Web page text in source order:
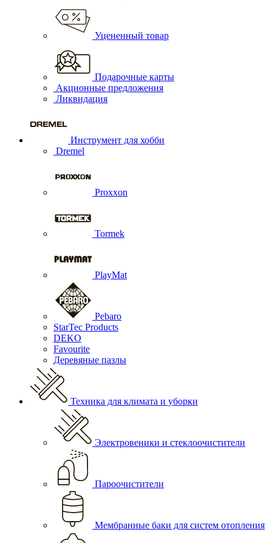
Уцененный товар
Подарочные карты
Акционные предложения
Ликвидация
Инструмент для хобби
Dremel
Proxxon
Tormek
PlayMat
Pebaro
StarTec Products
DEKO
Favourite
Деревяные пазлы
Техника для климата и уборки
Электровеники и стеклоочистители
Пароочистители
Мембранные баки для систем отопления